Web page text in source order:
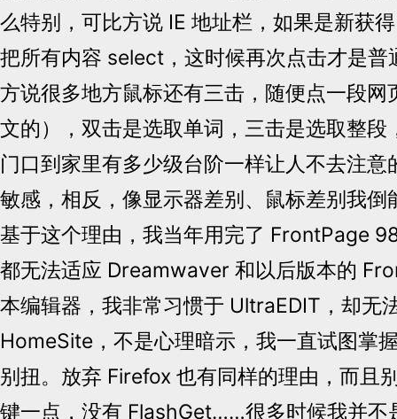
么特别，可比方说 IE 地址栏，如果是新获
把所有内容 select，这时候再次点击才是普
方说很多地方鼠标还有三击，随便点一段网
文的），双击是选取单词，三击是选取整段
门口到家里有多少级台阶一样让人不去注意
敏感，相反，像显示器差别、鼠标差别我倒
基于这个理由，我当年用完了 FrontPage
都无法适应 Dreamwaver 和以后版本的
本编辑器，我非常习惯于 UltraEDIT，却无
HomeSite，不是心理暗示，我一直试图掌
别扭。放弃 Firefox 也有同样的理由，而且
键一点，没有 FlashGet……很多时候我并不